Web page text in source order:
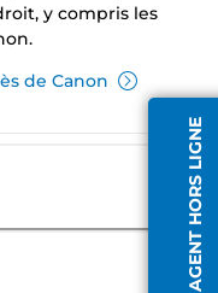
AGENT HORS LIGNE
y compris les
de Canon